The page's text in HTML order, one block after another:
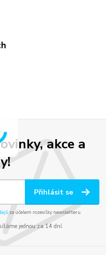
akce a
Přihlásit se
za účelem rozesílky newsletteru.
jednou za 14 dní.